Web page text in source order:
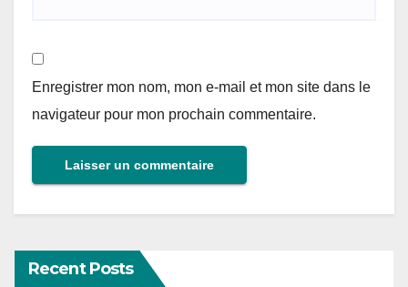
Enregistrer mon nom, mon e-mail et mon site dans le
navigateur pour mon prochain commentaire.
Recent Posts